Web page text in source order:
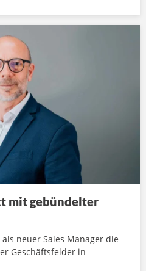
mit gebündelter
neuer Sales Manager die
Geschäftsfelder in